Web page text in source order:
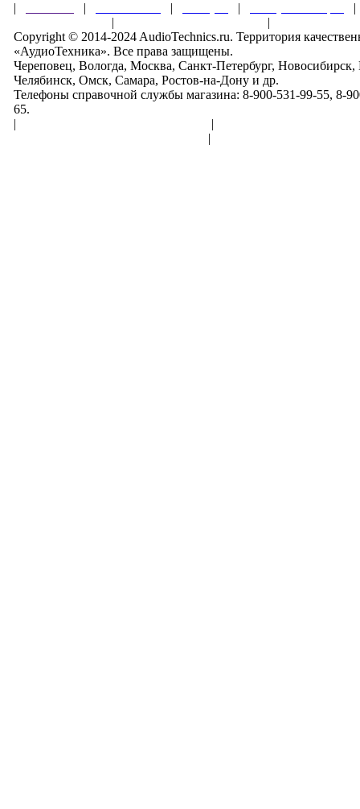
| | | |
|
|
Copyright © 2014-2024 AudioTechnics.ru. Территория
«АудиоТехника». Все права защищены.
Череповец, Вологда, Москва, Санкт-Петербург,
Челябинск, Омск, Самара, Ростов-на-Дону и др.
Телефоны справочной службы магазина: 8-900-531-99-55, 8-
65.
|
|
|